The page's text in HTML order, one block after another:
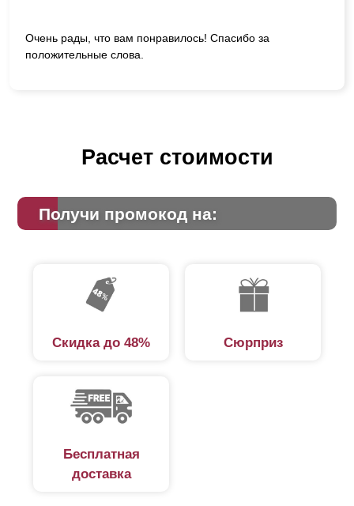
Очень рады, что вам понравилось! Спасибо за
положительные слова.
Расчет стоимости
Получи промокод на:
Скидка до 48% Сюрприз
Бесплатная
доставка